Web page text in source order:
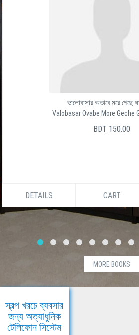
ভালোবাসার অভাবে মরে গেছে
Valobasar Ovabe More Geche
BDT 150.00
DETAILS CART
MORE BOOKS
স্বল্প খরচে ব্যবসার
জন্য অত্যাধুনিক
টেলিফোন সিস্টেম